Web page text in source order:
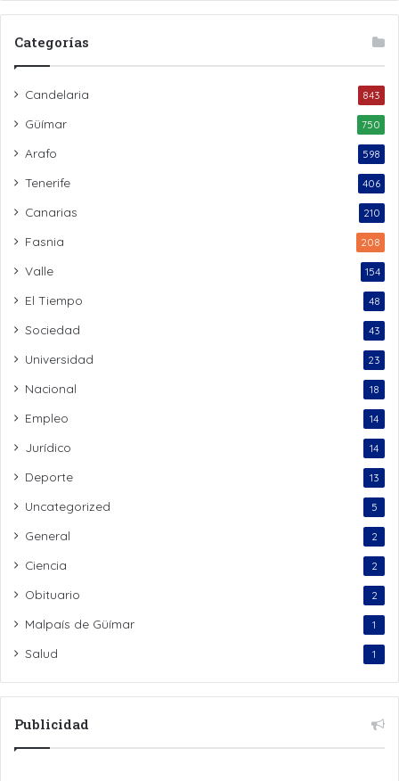
Categorías
Candelaria 843
Güímar 750
Arafo 598
Tenerife 406
Canarias 210
Fasnia 208
Valle 154
El Tiempo 48
Sociedad 43
Universidad 23
Nacional 18
Empleo 14
Jurídico 14
Deporte 13
Uncategorized 5
General 2
Ciencia 2
Obituario 2
Malpaís de Güímar 1
Salud 1
Publicidad